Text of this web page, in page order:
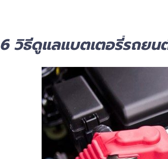
6 วิธีดูแลแบตเตอรี่รถยน